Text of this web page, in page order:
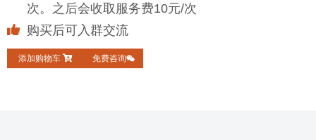
次。之后会收取服务费10元/次
购买后可入群交流
添加购物车 免费咨询